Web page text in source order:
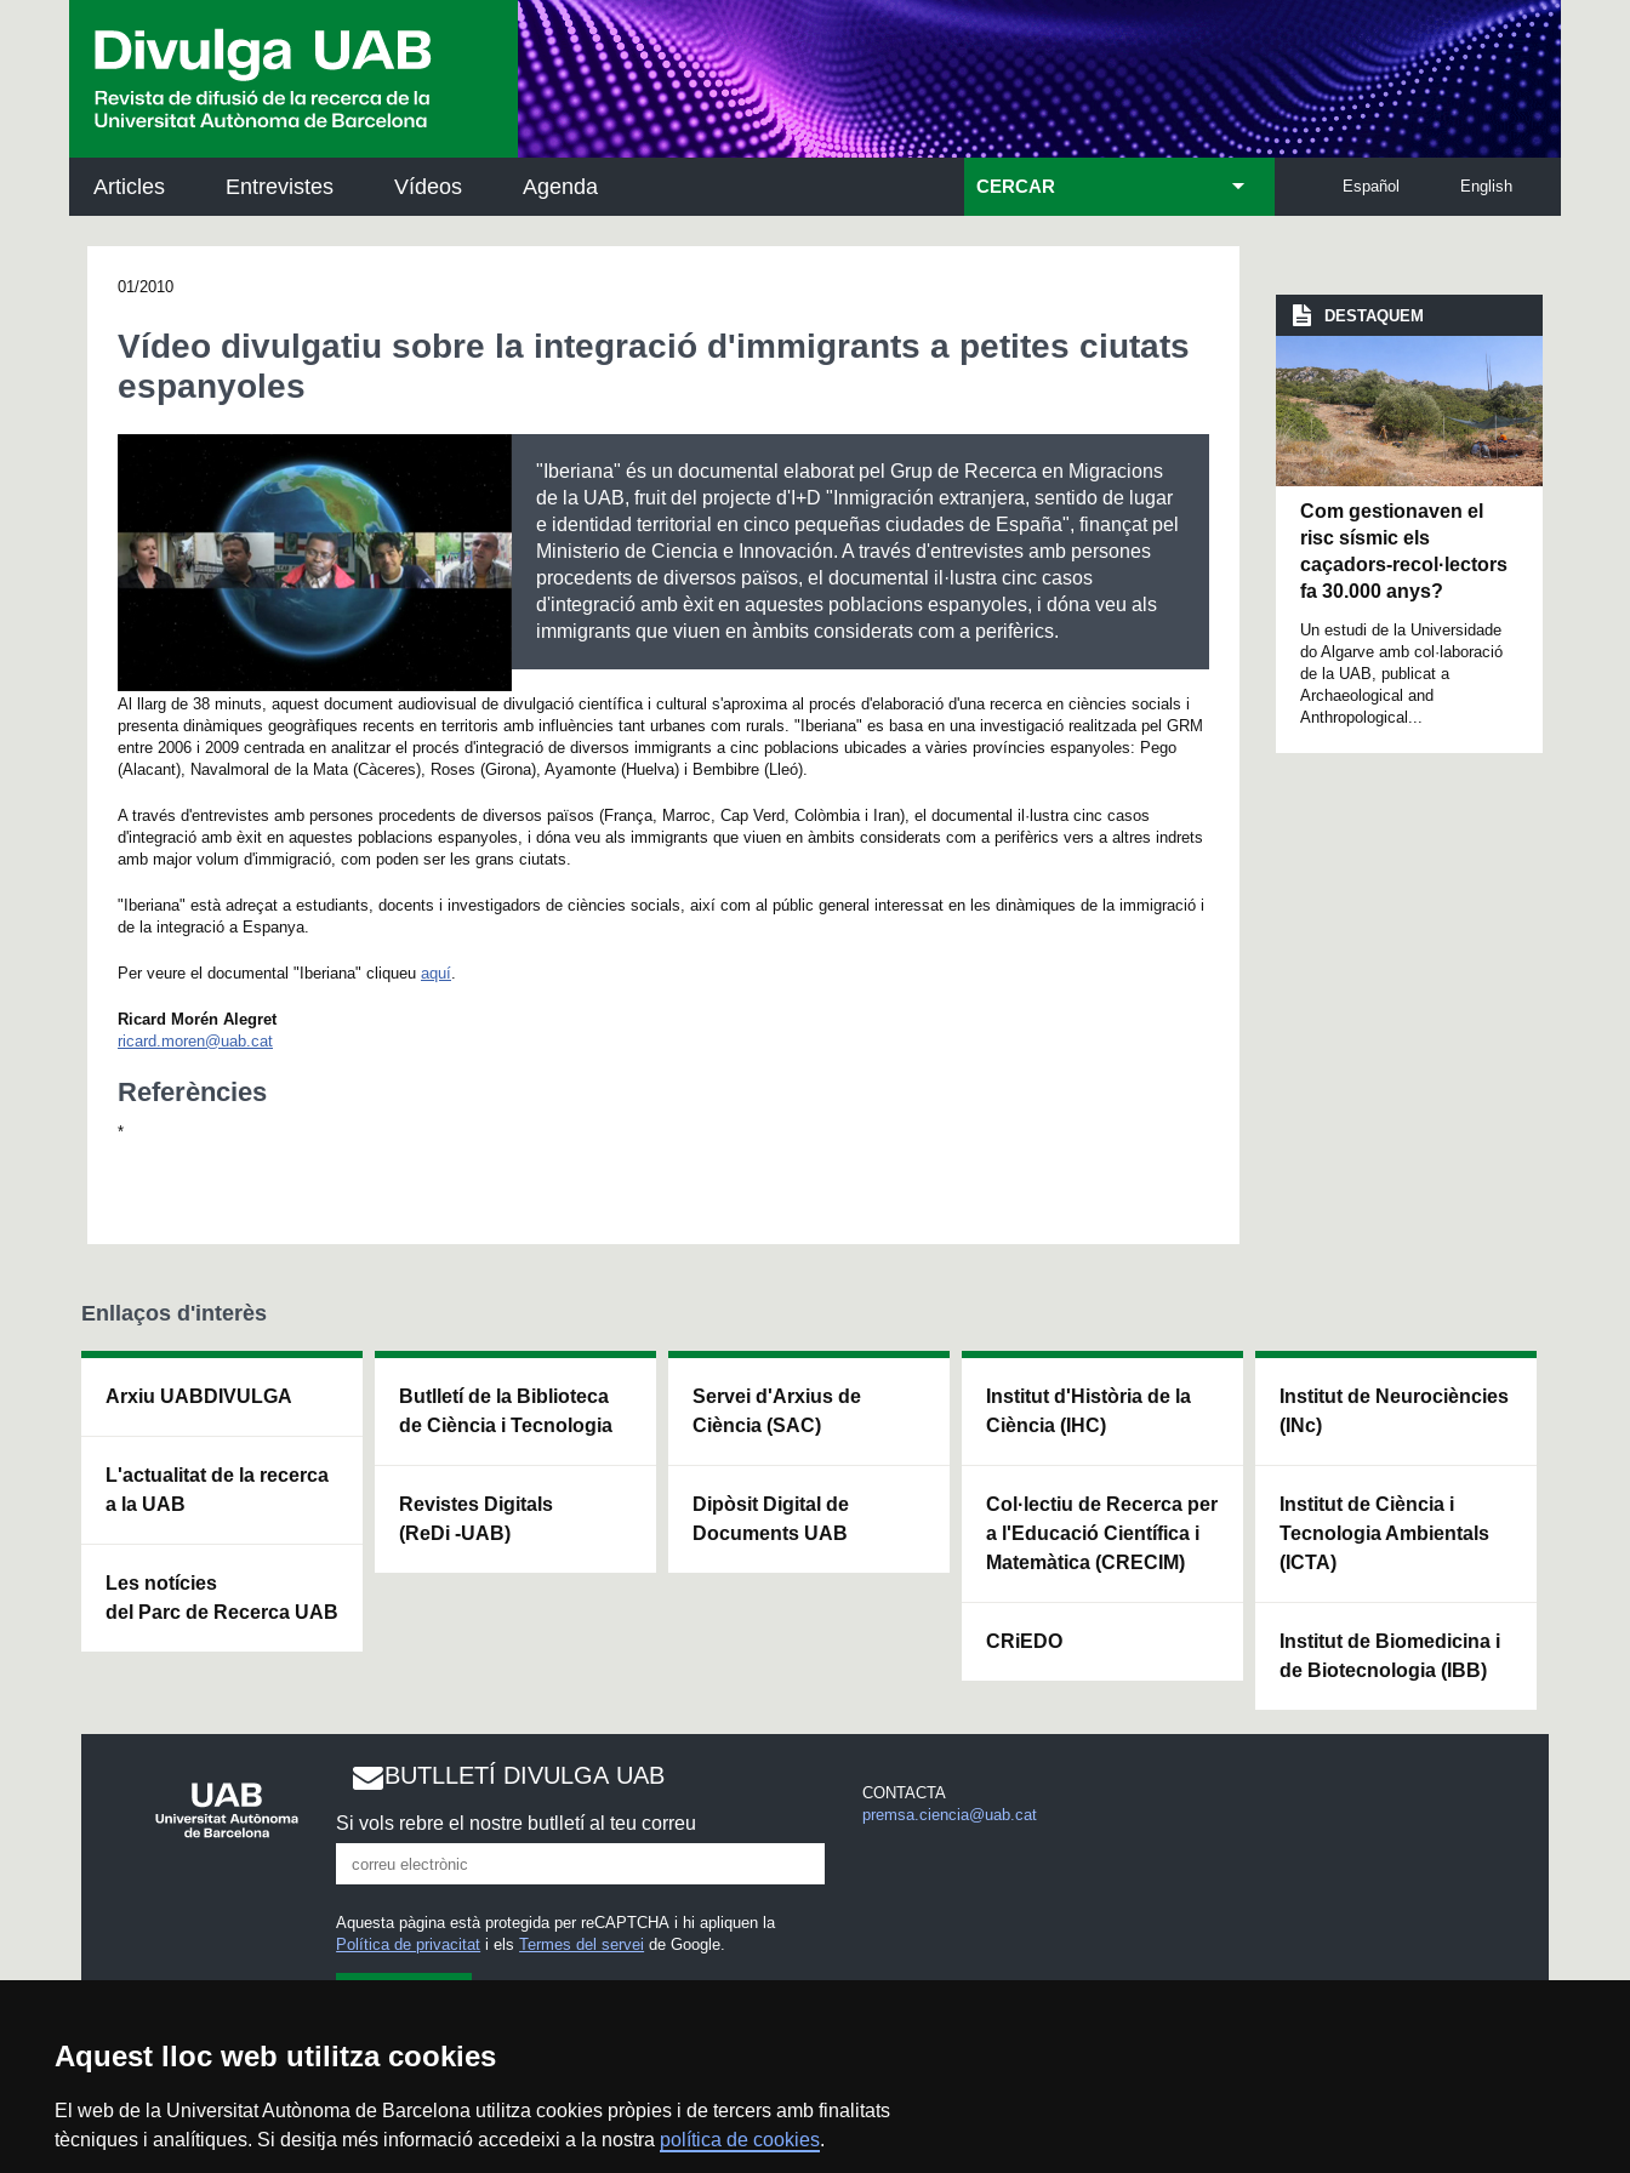
Aquest lloc web utilitza cookies
El web de la Universitat Autònoma de Barcelona utilitza cookies pròpies i de tercers amb finalitats
tècniques i analítiques. Si desitja més informació accedeixi a la nostra política de cookies.
Articles Entrevistes Vídeos Agenda English
Español
CERCAR
01/2010
Vídeo divulgatiu sobre la integració d'immigrants a petites ciutats
espanyoles
"Iberiana" és un documental elaborat pel Grup de Recerca en Migracions
de la UAB, fruit del projecte d'I+D "Inmigración extranjera, sentido de lugar
e identidad territorial en cinco pequeñas ciudades de España", finançat pel
Ministerio de Ciencia e Innovación. A través d'entrevistes amb persones
procedents de diversos països, el documental il·lustra cinc casos
d'integració amb èxit en aquestes poblacions espanyoles, i dóna veu als
immigrants que viuen en àmbits considerats com a perifèrics.
Al llarg de 38 minuts, aquest document audiovisual de divulgació científica i cultural s'aproxima al procés d'elaboració d'una recerca en ciències socials i
presenta dinàmiques geogràfiques recents en territoris amb influències tant urbanes com rurals. "Iberiana" es basa en una investigació realitzada pel GRM
entre 2006 i 2009 centrada en analitzar el procés d'integració de diversos immigrants a cinc poblacions ubicades a vàries províncies espanyoles: Pego
(Alacant), Navalmoral de la Mata (Càceres), Roses (Girona), Ayamonte (Huelva) i Bembibre (Lleó).
A través d'entrevistes amb persones procedents de diversos països (França, Marroc, Cap Verd, Colòmbia i Iran), el documental il·lustra cinc casos
d'integració amb èxit en aquestes poblacions espanyoles, i dóna veu als immigrants que viuen en àmbits considerats com a perifèrics vers a altres indrets
amb major volum d'immigració, com poden ser les grans ciutats.
"Iberiana" està adreçat a estudiants, docents i investigadors de ciències socials, així com al públic general interessat en les dinàmiques de la immigració i
de la integració a Espanya.
Per veure el documental "Iberiana" cliqueu aquí.
Ricard Morén Alegret
ricard.moren@uab.cat
Referències
*
DESTAQUEM
Com gestionaven el
risc sísmic els
caçadors-recol·lectors
fa 30.000 anys?
Un estudi de la Universidade
do Algarve amb col·laboració
de la UAB, publicat a
Archaeological and
Anthropological...
Enllaços d'interès
Arxiu UABDIVULGA
L'actualitat de la recerca
a la UAB
Les notícies
del Parc de Recerca UAB
Butlletí de la Biblioteca
de Ciència i Tecnologia
Revistes Digitals
(ReDi -UAB)
Servei d'Arxius de
Ciència (SAC)
Dipòsit Digital de
Documents UAB
Institut d'Història de la
Ciència (IHC)
Col·lectiu de Recerca per
a l'Educació Científica i
Matemàtica (CRECIM)
CRiEDO
Institut de Neurociències
(INc)
Institut de Ciència i
Tecnologia Ambientals
(ICTA)
Institut de Biomedicina i
de Biotecnologia (IBB)
BUTLLETÍ DIVULGA UAB
Si vols rebre el nostre butlletí al teu correu
Aquesta pàgina està protegida per reCAPTCHA i hi apliquen la
Política de privacitat i elsTermes del servei de Google.
He llegit i accepto l'
CONTACTA
premsa.ciencia@uab.cat
Avís legal Protecció de dades Sobre el web